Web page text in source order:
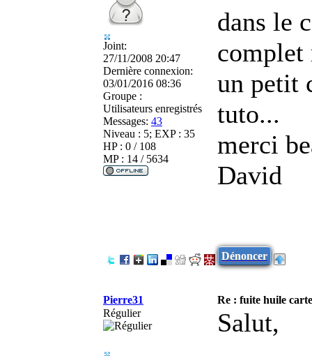
Joint:
27/11/2008 20:47
Dernière connexion:
03/01/2016 08:36
Groupe :
Utilisateurs enregistrés
Messages: 43
Niveau : 5; EXP : 35
HP : 0 / 108
MP : 14 / 5634
dans le
complet
un petit
tuto...
merci
David
Dénoncer
Pierre31
Re : fuite huile
Régulier
Salut,